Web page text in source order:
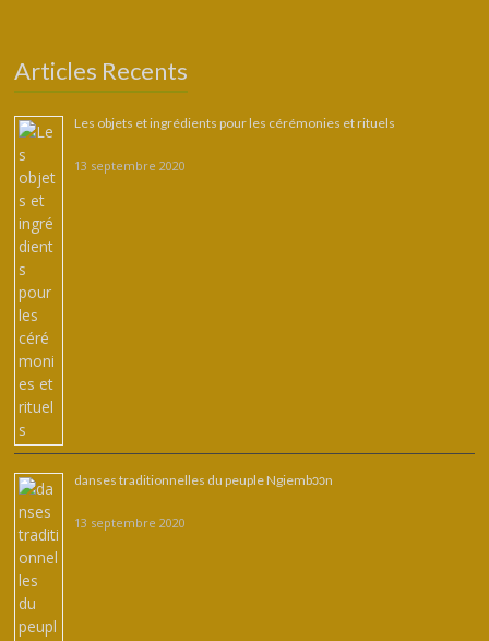
Articles Recents
Les objets et ingrédients pour les cérémonies et rituels
13 septembre 2020
danses traditionnelles du peuple Ngiembͻͻn
13 septembre 2020